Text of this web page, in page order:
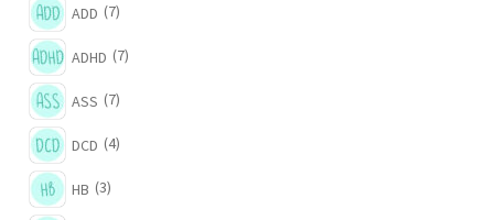
ADD (7)
ADHD (7)
ASS (7)
DCD (4)
HB (3)